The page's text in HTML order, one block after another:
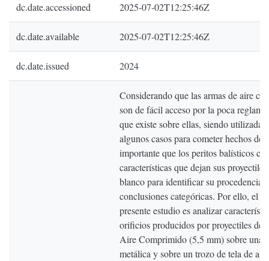
dc.date.accessioned 2025-07-02T12:25:46Z
dc.date.available 2025-07-02T12:25:46Z
dc.date.issued 2024
Considerando que las armas de aire
son de fácil acceso por la poca
que existe sobre ellas, siendo utilizadas
algunos casos para cometer hechos
importante que los peritos balísticos
características que dejan sus
blanco para identificar su procedencia
conclusiones categóricas. Por ello, el
presente estudio es analizar
orificios producidos por proyectiles de
Aire Comprimido (5,5 mm) sobre una
metálica y sobre un trozo de tela de